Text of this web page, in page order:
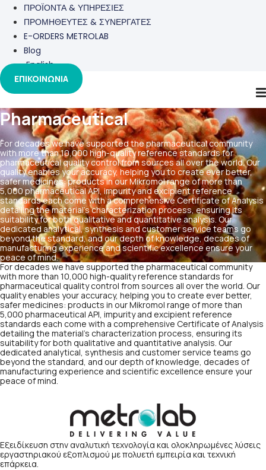
ΠΡΟΪΟΝΤΑ & ΥΠΗΡΕΣΙΕΣ
ΠΡΟΜΗΘΕΥΤΕΣ & ΣΥΝΕΡΓΑΤΕΣ
E-ORDERS METROLAB
Blog
English
ΕΠΙΚΟΙΝΩΝΙΑ
Pharmaceutical
For decades we have supported the pharmaceutical community
with more than 10,000 high-quality reference standards for
pharmaceutical quality control from sources all over the world. Our
quality enables your accuracy, helping you to create ever better,
safer medicines: products in our Mikromol range of more than
5,000 pharmaceutical API, impurity and excipient reference
standards each come with a comprehensive Certificate of Analysis
detailing the material’s characterization process, ensuring its
suitability for both qualitative and quantitative analysis. Our
dedicated analytical, synthesis and customer service teams go
beyond the standard, and our depth of knowledge, decades of
manufacturing experience and scientific excellence ensure your
peace of mind.
For decades we have supported the pharmaceutical community
with more than 10,000 high-quality reference standards for
pharmaceutical quality control from sources all over the world. Our
quality enables your accuracy, helping you to create ever better,
safer medicines: products in our Mikromol range of more than
5,000 pharmaceutical API, impurity and excipient reference
standards each come with a comprehensive Certificate of Analysis
detailing the material’s characterization process, ensuring its
suitability for both qualitative and quantitative analysis. Our
dedicated analytical, synthesis and customer service teams go
beyond the standard, and our depth of knowledge, decades of
manufacturing experience and scientific excellence ensure your
peace of mind.
Εξειδίκευση στην αναλυτική τεχνολογία και ολοκληρωμένες λύσεις
εργαστηριακού εξοπλισμού με πολυετή εμπειρία και τεχνική
επάρκεια.